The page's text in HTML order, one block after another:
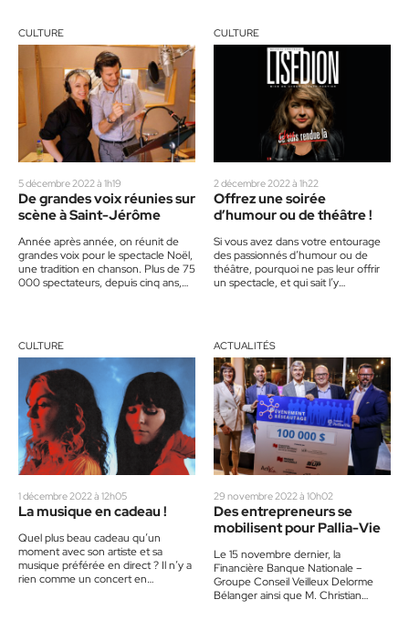
CULTURE
5 décembre 2022 à 1h19
De grandes voix réunies sur
scène à Saint-Jérôme
Année après année, on réunit de
grandes voix pour le spectacle Noël,
une tradition en chanson. Plus de 75
000 spectateurs, depuis cinq ans,
CULTURE
2 décembre 2022 à 1h22
Offrez une soirée
d’humour ou de théâtre !
Si vous avez dans votre entourage
des passionnés d’humour ou de
théâtre, pourquoi ne pas leur offrir
un spectacle, et qui sait l’y
CULTURE
1 décembre 2022 à 12h05
La musique en cadeau !
Quel plus beau cadeau qu’un
moment avec son artiste et sa
musique préférée en direct ? Il n’y a
rien comme un concert en
ACTUALITÉS
29 novembre 2022 à 10h02
Des entrepreneurs se
mobilisent pour Pallia-Vie
Le 15 novembre dernier, la
Financière Banque Nationale –
Groupe Conseil Veilleux Delorme
Bélanger ainsi que M. Christian